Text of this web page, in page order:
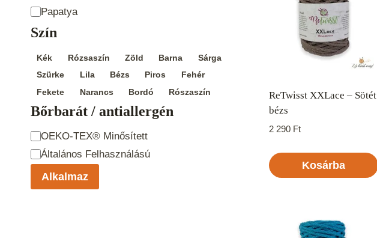
ReTwisst XXLace – Sötét
bézs
2 290 Ft
Kosárba
Papatya
Szín
Szín
Kék Rózsaszín Zöld Barna
Sárga
Szürke
Lila Bézs Piros
Fehér
Fekete
Narancs Bordó Rószaszín
Bőrbarát / antiallergén
Bőrbarát /
antiallergén
OEKO-TEX® Minősített
Általános Felhasználású
Alkalmaz